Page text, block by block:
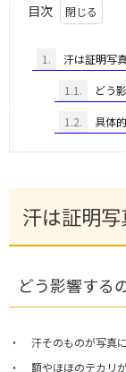
目次
1. 汗は証明写
1.1. どう
1.2. 具体
汗は証明
どう影響する
汗そのものが写真
額やほほのテカリ